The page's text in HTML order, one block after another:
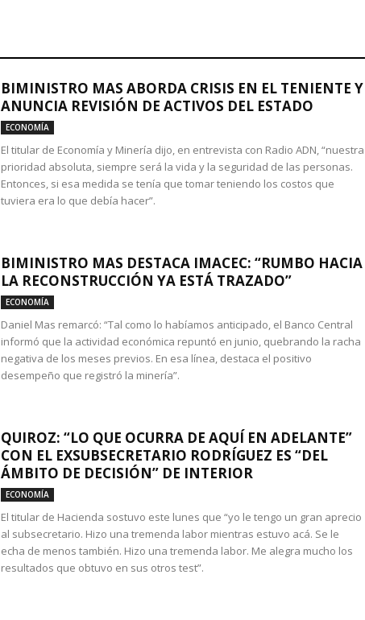
BIMINISTRO MAS ABORDA CRISIS EN EL TENIENTE Y
ANUNCIA REVISIÓN DE ACTIVOS DEL ESTADO
ECONOMÍA
El titular de Economía y Minería dijo, en entrevista con Radio ADN, “nuestra
prioridad absoluta, siempre será la vida y la seguridad de las personas.
Entonces, si esa medida se tenía que tomar teniendo los costos que
tuviera era lo que debía hacer”.
BIMINISTRO MAS DESTACA IMACEC: “RUMBO HACIA
LA RECONSTRUCCIÓN YA ESTÁ TRAZADO”
ECONOMÍA
Daniel Mas remarcó: “Tal como lo habíamos anticipado, el Banco Central
informó que la actividad económica repuntó en junio, quebrando la racha
negativa de los meses previos. En esa línea, destaca el positivo
desempeño que registró la minería”.
QUIROZ: “LO QUE OCURRA DE AQUÍ EN ADELANTE”
CON EL EXSUBSECRETARIO RODRÍGUEZ ES “DEL
ÁMBITO DE DECISIÓN” DE INTERIOR
ECONOMÍA
El titular de Hacienda sostuvo este lunes que “yo le tengo un gran aprecio
al subsecretario. Hizo una tremenda labor mientras estuvo acá. Se le
echa de menos también. Hizo una tremenda labor. Me alegra mucho los
resultados que obtuvo en sus otros test”.